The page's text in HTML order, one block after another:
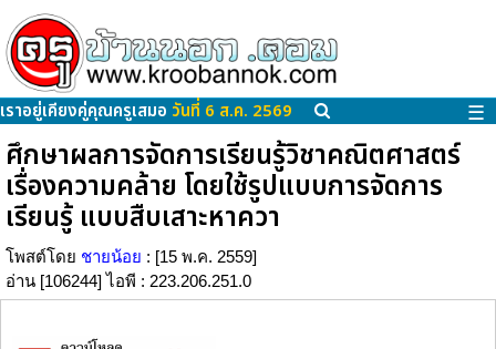
เราอยู่เคียงคู่คุณครูเสมอ วันที่ 6 ส.ค. 2569 ☰
ศึกษาผลการจัดการเรียนรู้วิชาคณิตศาสตร์
เรื่องความคล้าย โดยใช้รูปแบบการจัดการ
เรียนรู้ แบบสืบเสาะหาควา
โพสต์โดย ชายน้อย : [15 พ.ค. 2559]
อ่าน [106244] ไอพี : 223.206.251.0